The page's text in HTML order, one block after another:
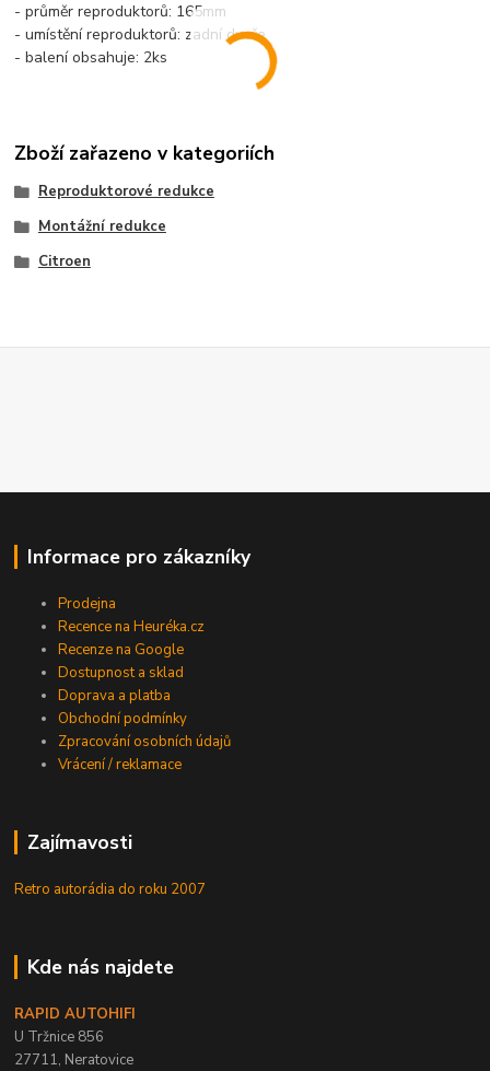
- průměr reproduktorů: 165mm
- umístění reproduktorů: zadní dveře
- balení obsahuje: 2ks
Zboží zařazeno v kategoriích
Reproduktorové redukce
Montážní redukce
Citroen
Informace pro zákazníky
Prodejna
Recence na Heuréka.cz
Recenze na Google
Dostupnost a sklad
Doprava a platba
Obchodní podmínky
Zpracování osobních údajů
Vrácení / reklamace
Zajímavosti
Retro autorádia do roku 2007
Kde nás najdete
RAPID AUTOHIFI
U Tržnice 856
27711, Neratovice